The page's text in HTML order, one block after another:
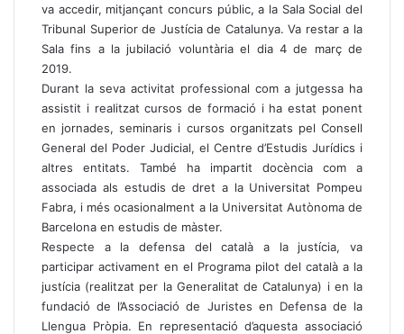
va accedir, mitjançant concurs públic, a la Sala Social del
Tribunal Superior de Justícia de Catalunya. Va restar a la
Sala fins a la jubilació voluntària el dia 4 de març de
2019.
Durant la seva activitat professional com a jutgessa ha
assistit i realitzat cursos de formació i ha estat ponent
en jornades, seminaris i cursos organitzats pel Consell
General del Poder Judicial, el Centre d’Estudis Jurídics i
altres entitats. També ha impartit docència com a
associada als estudis de dret a la Universitat Pompeu
Fabra, i més ocasionalment a la Universitat Autònoma de
Barcelona en estudis de màster.
Respecte a la defensa del català a la justícia, va
participar activament en el Programa pilot del català a la
justícia (realitzat per la Generalitat de Catalunya) i en la
fundació de l’Associació de Juristes en Defensa de la
Llengua Pròpia. En representació d’aquesta associació